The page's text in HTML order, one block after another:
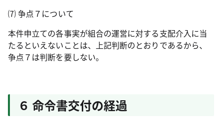
⑺ 争点７について
本件申立ての各事実が組合の運営に対する支配介入に当
たるといえないことは、上記判断のとおりであるから、
争点７は判断を要しない。
６ 命令書交付の経過